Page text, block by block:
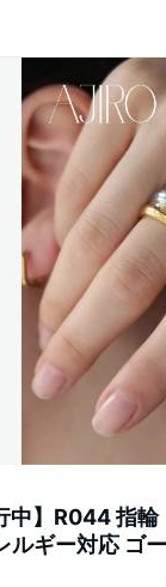
中】R044 指
ルギー対応 ゴ
フト プレゼント